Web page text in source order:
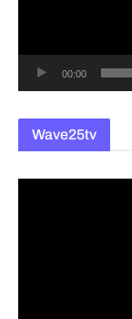
00:00
Wave25tv